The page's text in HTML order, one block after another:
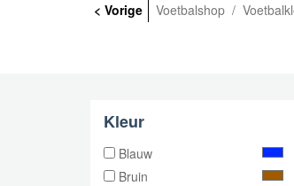
< Vorige Voetbalshop /
Kleur
Blauw
Bruin